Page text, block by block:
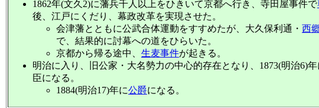
1862年(文久2)に藩兵千人以上をひきいて京都へ行き、寺田屋事件で
後、江戸にくだり、幕政改革を実現させた。
会津藩とともに公武合体運動をすすめたが、大久保利通・ 西
で、結果的に討幕への道をひらいた。
京都から帰る途中、 生麦事件が起きる。
明治に入り、旧公家・大名勢力の中心的存在となり、1873(明治6)
臣になる。
1884(明治17)年に公爵になる。